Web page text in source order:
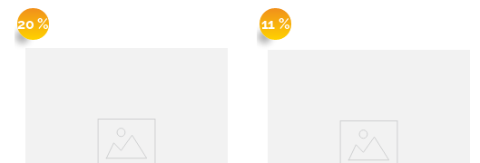
20 % 11 %